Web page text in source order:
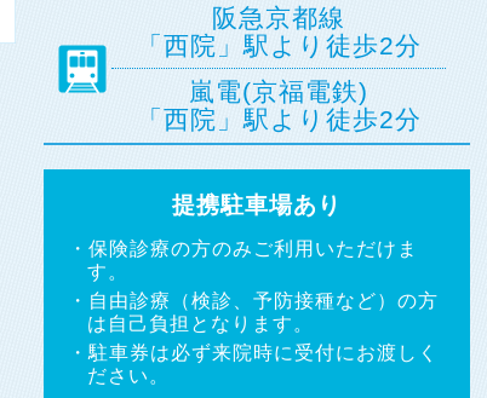
阪急京都線
「西院」駅より徒歩2分
嵐電(京福電鉄)
「西院」駅より徒歩2分
提携駐車場あり
・保険診療の方のみご利用いただけま
す。
・自由診療（検診、予防接種など）の方
は自己負担となります。
・駐車券は必ず来院時に受付にお渡しく
ださい。